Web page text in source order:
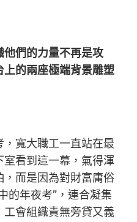
們的力量不再是攻
的兩座極端背景雕塑
寬大職工一直站在最
看到這一幕，氣得渾
而是因為對財富庸俗
的年夜考”，連合凝集
會組織責無旁貸又義